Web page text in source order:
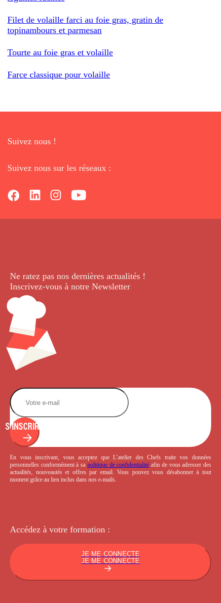
Filet de volaille farci au foie gras, gratin de
topinambours et parmesan
Tourte au foie gras et volaille
Farce classique pour volaille
Suivez nous !
Suivez nous sur les réseaux :
Ne ratez pas nos dernières actualités !
Inscrivez-vous à notre Newsletter.
S'INSCRIRE
En vous inscrivant, vous acceptez que L’atelier des Chefs traite vos données
personnelles conformément à sa politique de confidentialité afin de vous adresser des
actualités, nouveautés et offres par email. Vous pouvez vous désabonner à tout
moment grâce au lien inclus dans nos e-mails.
Accédez à votre formation :
JE ME CONNECTE
JE ME CONNECTE